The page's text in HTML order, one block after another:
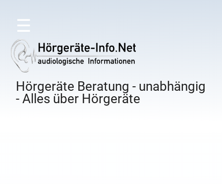
☰
Hörgeräte Beratung - unabhängig
- Alles über Hörgeräte